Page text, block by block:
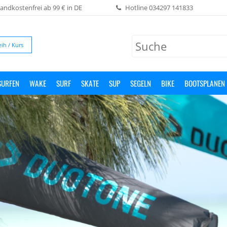
ab 99 € in DE Hotline034297 141833
/ Kurs
WAKE SURF SKATE SUP SEGELN BIKE BOOTSPLANEN